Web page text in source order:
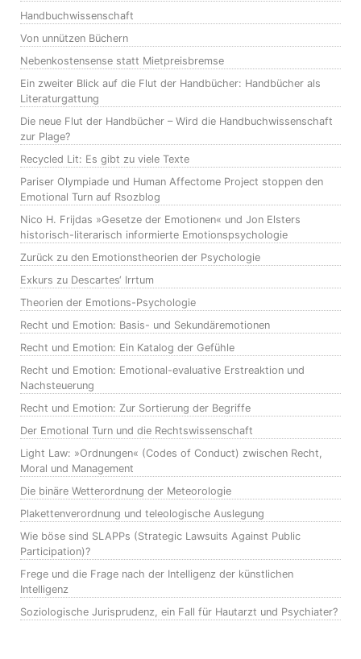
Handbuchwissenschaft
Von unnützen Büchern
Nebenkostensense statt Mietpreisbremse
Ein zweiter Blick auf die Flut der Handbücher: Handbücher als
Literaturgattung
Die neue Flut der Handbücher – Wird die Handbuchwissenschaft
zur Plage?
Recycled Lit: Es gibt zu viele Texte
Pariser Olympiade und Human Affectome Project stoppen den
Emotional Turn auf Rsozblog
Nico H. Frijdas »Gesetze der Emotionen« und Jon Elsters
historisch-literarisch informierte Emotionspsychologie
Zurück zu den Emotionstheorien der Psychologie
Exkurs zu Descartes‘ Irrtum
Theorien der Emotions-Psychologie
Recht und Emotion: Basis- und Sekundäremotionen
Recht und Emotion: Ein Katalog der Gefühle
Recht und Emotion: Emotional-evaluative Erstreaktion und
Nachsteuerung
Recht und Emotion: Zur Sortierung der Begriffe
Der Emotional Turn und die Rechtswissenschaft
Light Law: »Ordnungen« (Codes of Conduct) zwischen Recht,
Moral und Management
Die binäre Wetterordnung der Meteorologie
Plakettenverordnung und teleologische Auslegung
Wie böse sind SLAPPs (Strategic Lawsuits Against Public
Participation)?
Frege und die Frage nach der Intelligenz der künstlichen
Intelligenz
Soziologische Jurisprudenz, ein Fall für Hautarzt und Psychiater?